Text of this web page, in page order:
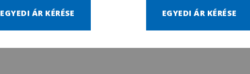
EGYEDI ÁR KÉRÉSE EGYEDI ÁR KÉRÉSE